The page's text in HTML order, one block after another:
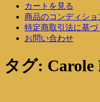
カートを見る
商品のコンディショ
特定商取引法に基
お問い合わせ
タグ: Carole